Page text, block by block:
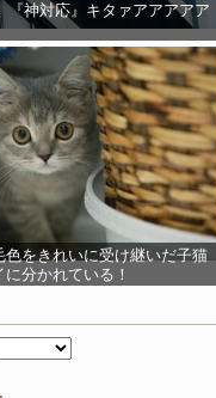
『神対応』キタァアアアアア
色をきれいに受け継いだ子猫
分かれている！